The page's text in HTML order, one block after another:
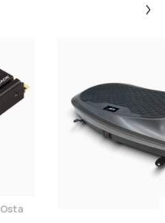
Lisää Kingston | FURY
Osta